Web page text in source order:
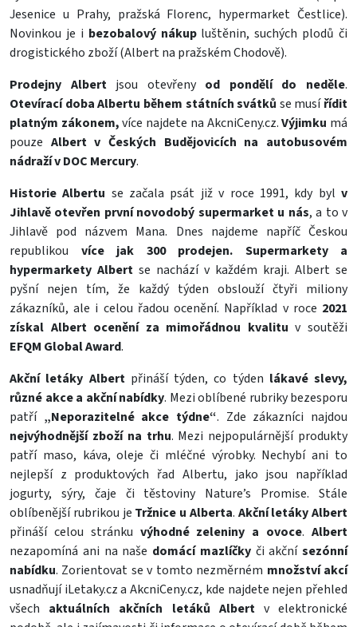
Jesenice u Prahy, pražská Florenc, hypermarket Čestlice).
Novinkou je i bezobalový nákup luštěnin, suchých plodů či
drogistického zboží (Albert na pražském Chodově).
Prodejny Albert jsou otevřeny od pondělí do neděle.
Otevírací doba Albertu během státních svátků se musířídit
platným zákonem,více najdete na AkcniCeny.cz.Výjimku má
pouze Albert v Českých Budějovicích na autobusovém
nádraží v DOC Mercury.
Historie Albertu se začala psát již v roce 1991, kdy bylv
Jihlavě otevřen první novodobý supermarket u nás, a to v
Jihlavě pod názvem Mana. Dnes najdeme napříč Českou
republikou více jak 300 prodejen. Supermarkety a
hypermarkety Albert se nachází v každém kraji. Albert se
pyšní nejen tím, že každý týden obslouží čtyři miliony
zákazníků, ale i celou řadou ocenění. Například v roce 2021
získal Albert ocenění za mimořádnou kvalituv soutěži
EFQM Global Award.
Akční letáky Albert přináší týden, co týden lákavé slevy,
různé akce a akční nabídky. Mezi oblíbené rubriky bezesporu
patří „Neporazitelné akce týdne“. Zde zákazníci najdou
nejvýhodnější zboží na trhu. Mezi nejpopulárnější produkty
patří maso, káva,oleje či mléčné výrobky. Nechybí ani to
nejlepší z produktových řad Albertu, jako jsou například
jogurty, sýry, čaje či těstoviny Nature’s Promise. Stále
oblíbenější rubrikou je Tržnice u Alberta. Akční letáky Albert
přináší celou stránku výhodné zeleniny a ovoce.Albert
nezapomíná ani na naše domácí mazlíčkyči akční sezónní
nabídku. Zorientovat se v tomto nezměrném množství akcí
usnadňujíiLetaky.czaAkcniCeny.cz, kde najdete nejen přehled
všech aktuálních akčních letáků Albertv elektronické